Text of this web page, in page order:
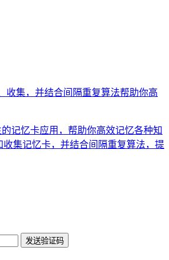
收集，并结合间隔重复算法帮助你高
记忆卡应用，帮助你高效记忆各种知
集记忆卡，并结合间隔重复算法，提
发送验证码